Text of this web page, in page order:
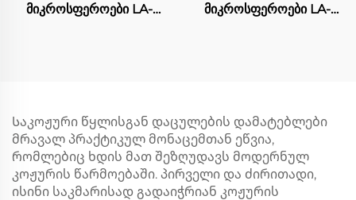
მიკროსფეროები LA-
მიკროსფეროები LA-
Საკოჟური წყლისგან დაცულების დამატებლები
მრავალ პრაქტიკულ მონაცემთან ეწვია,
რომლებიც ხდის მათ შეზღუდავს მოდერნულ
კოჟურის წარმოებაში. პირველი და ძირითადი,
ისინი საკმარისად გადაიჭრიან კოჟურის